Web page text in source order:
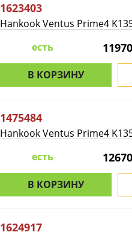
1623403
Hankook Ventus Prime4
есть
В КОРЗИНУ
1475484
Hankook Ventus Prime4
есть
В КОРЗИНУ
1624917